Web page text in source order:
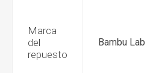
Marca
del
repuesto
Bambu Lab